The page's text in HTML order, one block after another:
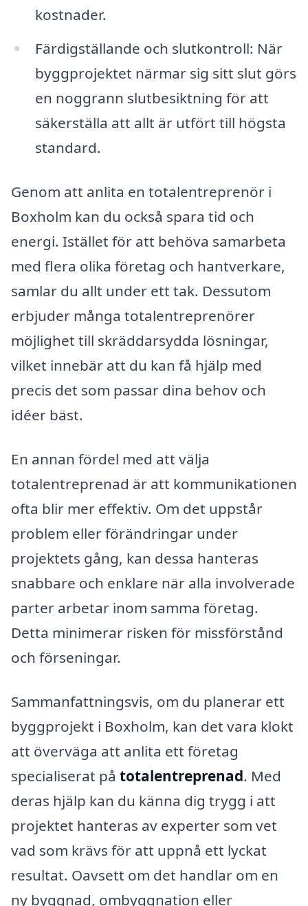
kostnader.
Färdigställande och slutkontroll: När
byggprojektet närmar sig sitt slut görs
en noggrann slutbesiktning för att
säkerställa att allt är utfört till högsta
standard.
Genom att anlita en totalentreprenör i
Boxholm kan du också spara tid och
energi. Istället för att behöva samarbeta
med flera olika företag och hantverkare,
samlar du allt under ett tak. Dessutom
erbjuder många totalentreprenörer
möjlighet till skräddarsydda lösningar,
vilket innebär att du kan få hjälp med
precis det som passar dina behov och
idéer bäst.
En annan fördel med att välja
totalentreprenad är att kommunikationen
ofta blir mer effektiv. Om det uppstår
problem eller förändringar under
projektets gång, kan dessa hanteras
snabbare och enklare när alla involverade
parter arbetar inom samma företag.
Detta minimerar risken för missförstånd
och förseningar.
Sammanfattningsvis, om du planerar ett
byggprojekt i Boxholm, kan det vara klokt
att överväga att anlita ett företag
specialiserat på totalentreprenad. Med
deras hjälp kan du känna dig trygg i att
projektet hanteras av experter som vet
vad som krävs för att uppnå ett lyckat
resultat. Oavsett om det handlar om en
ny byggnad, ombyggnation eller